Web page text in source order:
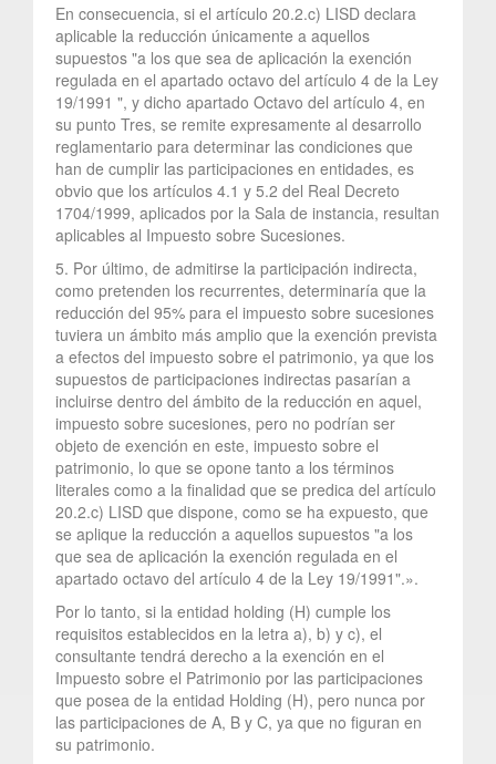
En consecuencia, si el artículo 20.2.c) LISD declara
aplicable la reducción únicamente a aquellos
supuestos "a los que sea de aplicación la exención
regulada en el apartado octavo del artículo 4 de la Ley
19/1991 ", y dicho apartado Octavo del artículo 4, en
su punto Tres, se remite expresamente al desarrollo
reglamentario para determinar las condiciones que
han de cumplir las participaciones en entidades, es
obvio que los artículos 4.1 y 5.2 del Real Decreto
1704/1999, aplicados por la Sala de instancia, resultan
aplicables al Impuesto sobre Sucesiones.
5. Por último, de admitirse la participación indirecta,
como pretenden los recurrentes, determinaría que la
reducción del 95% para el impuesto sobre sucesiones
tuviera un ámbito más amplio que la exención prevista
a efectos del impuesto sobre el patrimonio, ya que los
supuestos de participaciones indirectas pasarían a
incluirse dentro del ámbito de la reducción en aquel,
impuesto sobre sucesiones, pero no podrían ser
objeto de exención en este, impuesto sobre el
patrimonio, lo que se opone tanto a los términos
literales como a la finalidad que se predica del artículo
20.2.c) LISD que dispone, como se ha expuesto, que
se aplique la reducción a aquellos supuestos "a los
que sea de aplicación la exención regulada en el
apartado octavo del artículo 4 de la Ley 19/1991".».
Por lo tanto, si la entidad holding (H) cumple los
requisitos establecidos en la letra a), b) y c), el
consultante tendrá derecho a la exención en el
Impuesto sobre el Patrimonio por las participaciones
que posea de la entidad Holding (H), pero nunca por
las participaciones de A, B y C, ya que no figuran en
su patrimonio.